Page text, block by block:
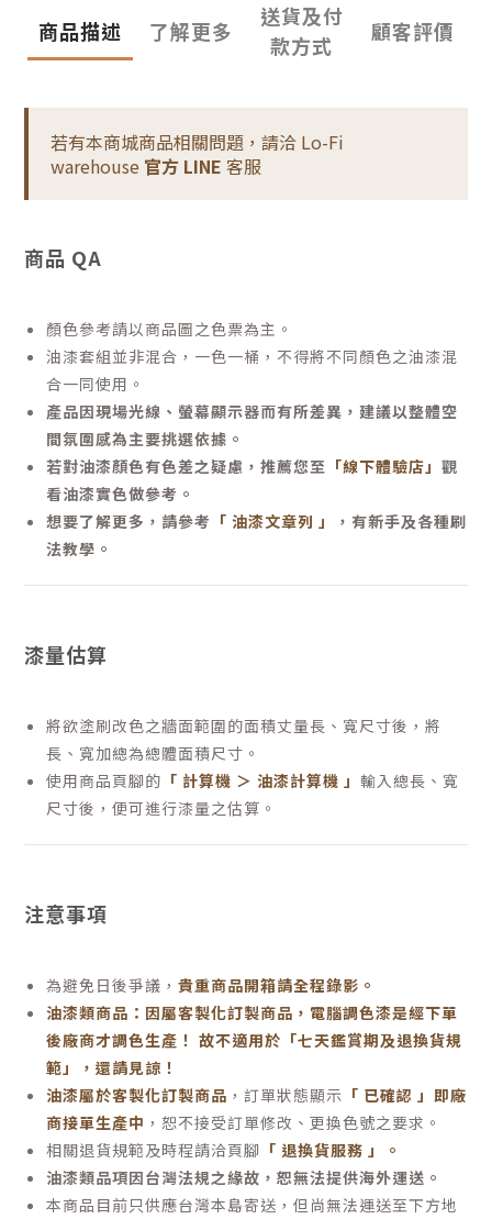
商品描述 了解更多
送貨及付
款方式
顧客評價
若有本商城商品相關問題，請洽 Lo-Fi
warehouse 官方 LINE 客服
商品 QA
顏色參考請以商品圖之色票為主。
油漆套組並非混合，一色一桶，不得將不同顏色之油漆混
合一同使用。
產品因現場光線、螢幕顯示器而有所差異，建議以整體空
間氛圍感為主要挑選依據。
若對油漆顏色有色差之疑慮，推薦您至 「線下體驗店」 觀
看油漆實色做參考。
想要了解更多，請參考 「 油漆文章列 」
，有新手及各種刷
法教學。
漆量估算
將欲塗刷改色之牆面範圍的面積丈量長、寬尺寸後，將
長、寬加總為總體面積尺寸。
使用商品頁腳的 「 計算機 ＞ 油漆計算機 」 輸入總長、寬
尺寸後，便可進行漆量之估算。
注意事項
為避免日後爭議， 貴重商品開箱請全程錄影。
油漆類商品：因屬客製化訂製商品，電腦調色漆是經下單
後廠商才調色生產！ 故不適用於「七天鑑賞期及退換貨規
範」，還請見諒！
油漆屬於客製化訂製商品 ，訂單狀態顯示 「 已確認 」即廠
商接單生產中 ，恕不接受訂單修改、更換色號之要求。
相關退貨規範及時程請洽頁腳 「 退換貨服務 」
。
油漆類品項因台灣法規之緣故，恕無法提供海外運送。
本商品目前只供應台灣本島寄送，但尚無法運送至下方地